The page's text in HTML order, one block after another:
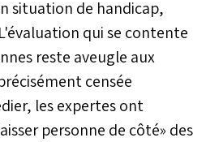
situation de handicap,
qui se contente
reste aveugle aux
censée
les expertes ont
personne de côté» des